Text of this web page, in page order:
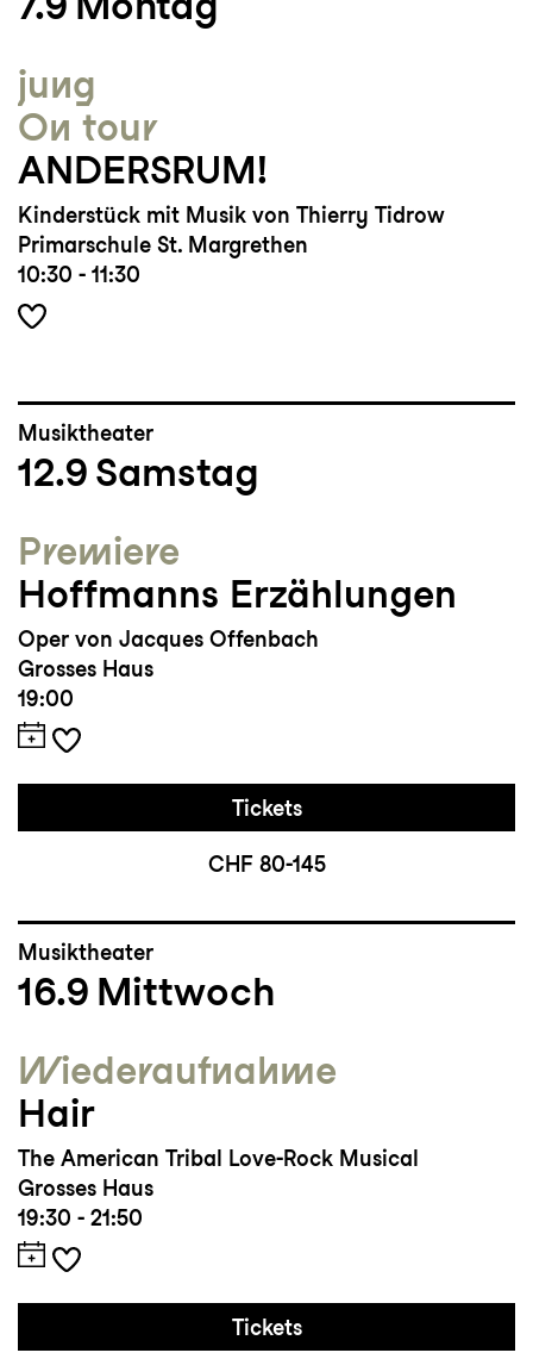
Winterthur, als Regisseurin für Bühne
Mammern, Kammerorchester Basel u.a., als
Workshopleiterin für den Verein
Kulturkosmonauten u.a.
Arbeitet oft und gerne inklusiv.
jung
On tour
ANDERSRUM!
Kinderstück mit Musik von Thierry Tidrow
Primarschule St. Margrethen
10:30 - 11:30
Musiktheater
12.9 Samstag
Premiere
Hoffmanns Erzählungen
Oper von Jacques Offenbach
Grosses Haus
19:00
Tickets
CHF 80-145
Musiktheater
16.9 Mittwoch
Wieder­aufnahme
Hair
The American Tribal Love-Rock Musical
Grosses Haus
19:30 - 21:50
Tickets